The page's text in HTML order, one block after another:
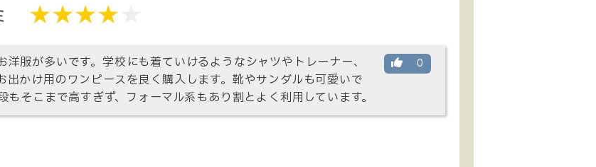
0
服が多いです。学校にも着ていけるようなシャツやトレーナー、
かけ用のワンピースを良く購入します。靴やサンダルも可愛いで
そこまで高すぎず、フォーマル系もあり割とよく利用しています。